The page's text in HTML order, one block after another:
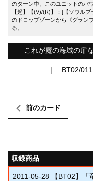
のターン中、このユニットのパ
【起】【(V)/(R)】：[【ソウル
のドロップゾーンから《グラン
る。
これが魔の海域の扉
BT02/011
前のカード
収録商品
2011-05-28 【BT02】「